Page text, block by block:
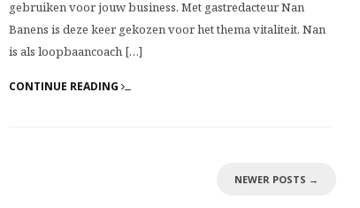
gebruiken voor jouw business. Met gastredacteur Nan
Banens is deze keer gekozen voor het thema vitaliteit, Nan
is als loopbaancoach […]
CONTINUE READING
NEWER POSTS →